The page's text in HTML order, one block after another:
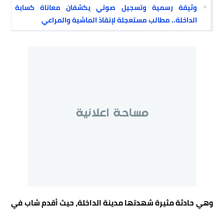
وثيقة رسمية وتسجيل صوتي يكشفان معاناة كسابة
الداخلة.. مطالب مستعجلة لإنقاذ الماشية والمراعي
وهي حادثة مثيرة شهدتها مدينة الداخلة، حيث أقدم شاب في